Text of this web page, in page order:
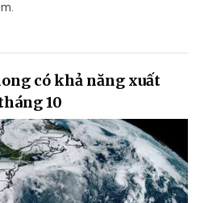
có khả năng xuất
10